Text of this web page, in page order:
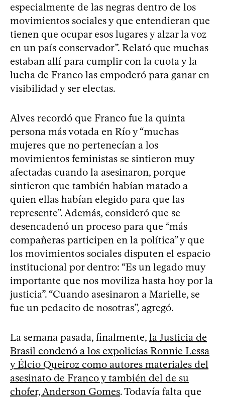
especialmente de las negras dentro de los
movimientos sociales y que entendieran que
tienen que ocupar esos lugares y alzar la voz
en un país conservador”. Relató que muchas
estaban allí para cumplir con la cuota y la
lucha de Franco las empoderó para ganar en
visibilidad y ser electas.
Alves recordó que Franco fue la quinta
persona más votada en Río y “muchas
mujeres que no pertenecían a los
movimientos feministas se sintieron muy
afectadas cuando la asesinaron, porque
sintieron que también habían matado a
quien ellas habían elegido para que las
represente”. Además, consideró que se
desencadenó un proceso para que “más
compañeras participen en la política” y que
los movimientos sociales disputen el espacio
institucional por dentro: “Es un legado muy
importante que nos moviliza hasta hoy por la
justicia”. “Cuando asesinaron a Marielle, se
fue un pedacito de nosotras”, agregó.
La semana pasada, finalmente, la Justicia de
Brasil condenó a los expolicías Ronnie Lessa
y Élcio Queiroz como autores materiales del
asesinato de Franco y también del de su
chofer, Anderson Gomes. Todavía falta que